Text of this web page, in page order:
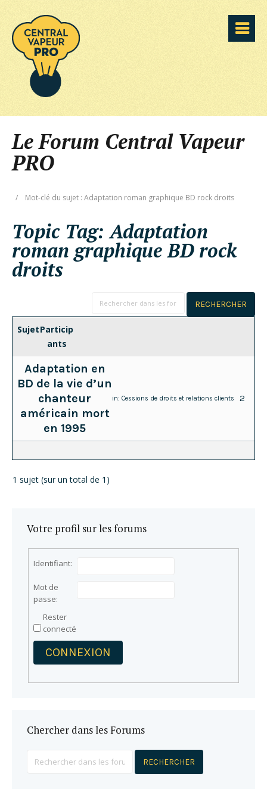
Le Forum Central Vapeur
PRO
/ Mot-clé du sujet : Adaptation roman graphique BD rock droits
Topic Tag:Adaptation
roman graphique BD rock
droits
SujetParticip
ants
Adaptation en
BD de la vie d’un
chanteur
américain mort
en 1995
in:Cessions de droits et relations clients 2
1 sujet (sur un total de 1)
Votre profil sur les forums
Identifiant:
Mot de
passe:
Rester
connecté
CONNEXION
Chercher dans les Forums